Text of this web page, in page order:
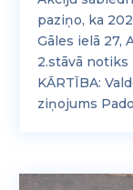
paziņo, ka
Gāles ielā 27,
2.stāvā notiks
KĀRTĪBA:
ziņojums